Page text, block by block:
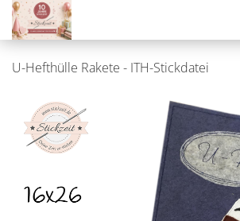
U-Hefthülle Rakete - ITH-Stickdatei